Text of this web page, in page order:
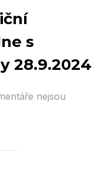
s
28.9.2024
nejsou